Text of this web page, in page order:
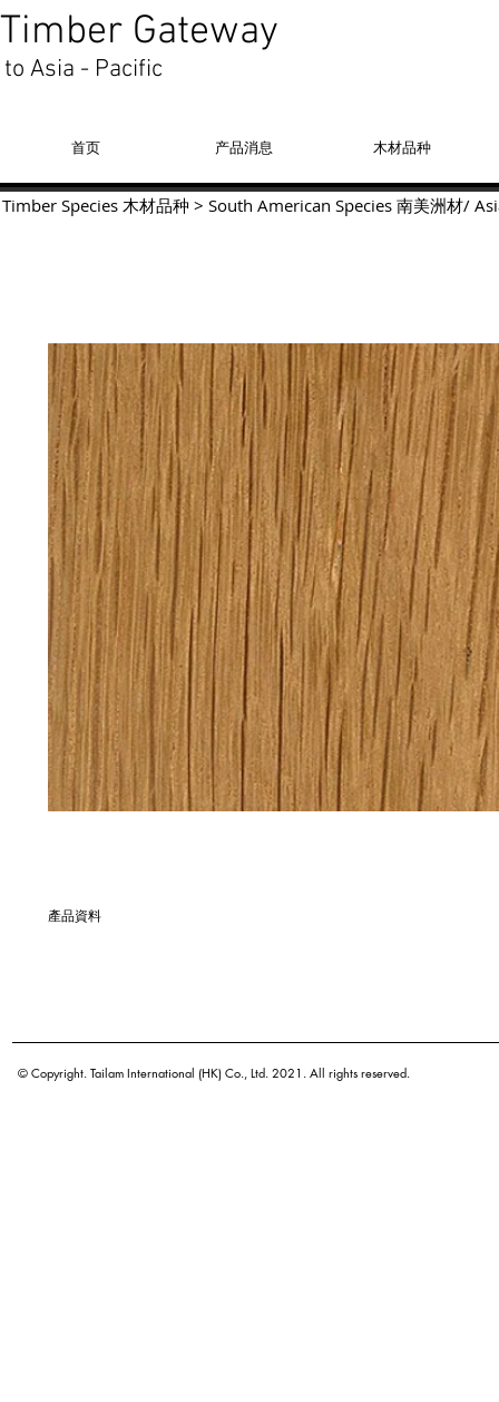
Timber Gateway
to Asia - Pacific
首页 产品消息 木材品种
產品資料
原產地
Timber Species 木材品种 > South American Species 南美洲材/
© Copyright. Tailam International (HK) Co., Ltd. 2021. All rights reserved.